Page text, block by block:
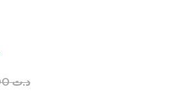
د.ت66,000